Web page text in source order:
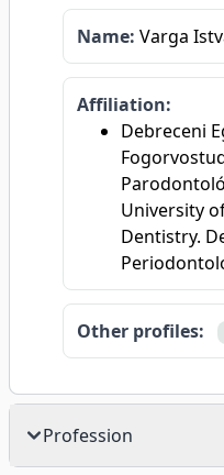
Name: Varga
Affiliation:
Debreceni
University
Dentistry.
Other profiles:
Profession